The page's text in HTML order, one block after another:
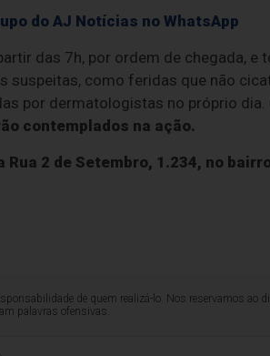
do AJ Notícias no WhatsApp
das 7h, por ordem de chegada, e
suspeitas, como feridas que não
por dermatologistas no próprio dia.
contemplados na ação.
2 de Setembro, 1.234, no
de quem realizá-lo. Nos reservamos ao
palavras ofensivas.